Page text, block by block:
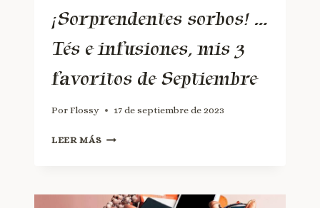
¡Sorprendentes sorbos! …
Tés e infusiones, mis 3
favoritos de Septiembre
Por Flossy 17 de septiembre de 2023
LEER MÁS